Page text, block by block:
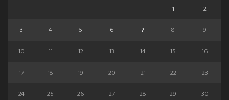
1
2
3
4 5 6 7 8
9
10
11 12 13 14 15
16
17
18 19 20 21 22
23
24
25 26 27 28 29
30